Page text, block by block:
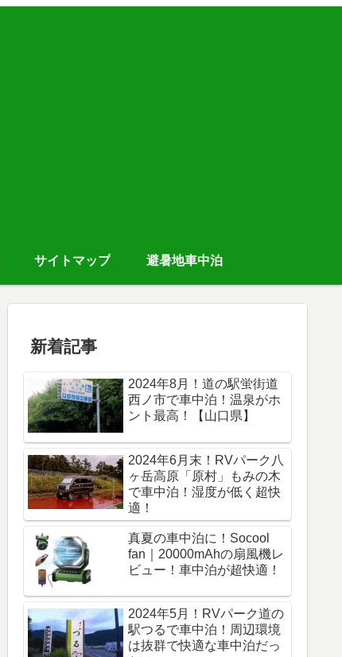
サイトマップ 避暑地車中泊
新着記事
2024年8月！道の駅蛍街道
西ノ市で車中泊！温泉がホ
ント最高！【山口県】
2024年6月末！RVパーク八
ヶ岳高原「原村」もみの木
で車中泊！湿度が低く超快
適！
真夏の車中泊に！Socool
fan｜20000mAhの扇風機レ
ビュー！車中泊が超快適！
2024年5月！RVパーク道の
駅つるで車中泊！周辺環境
は抜群で快適な車中泊だっ